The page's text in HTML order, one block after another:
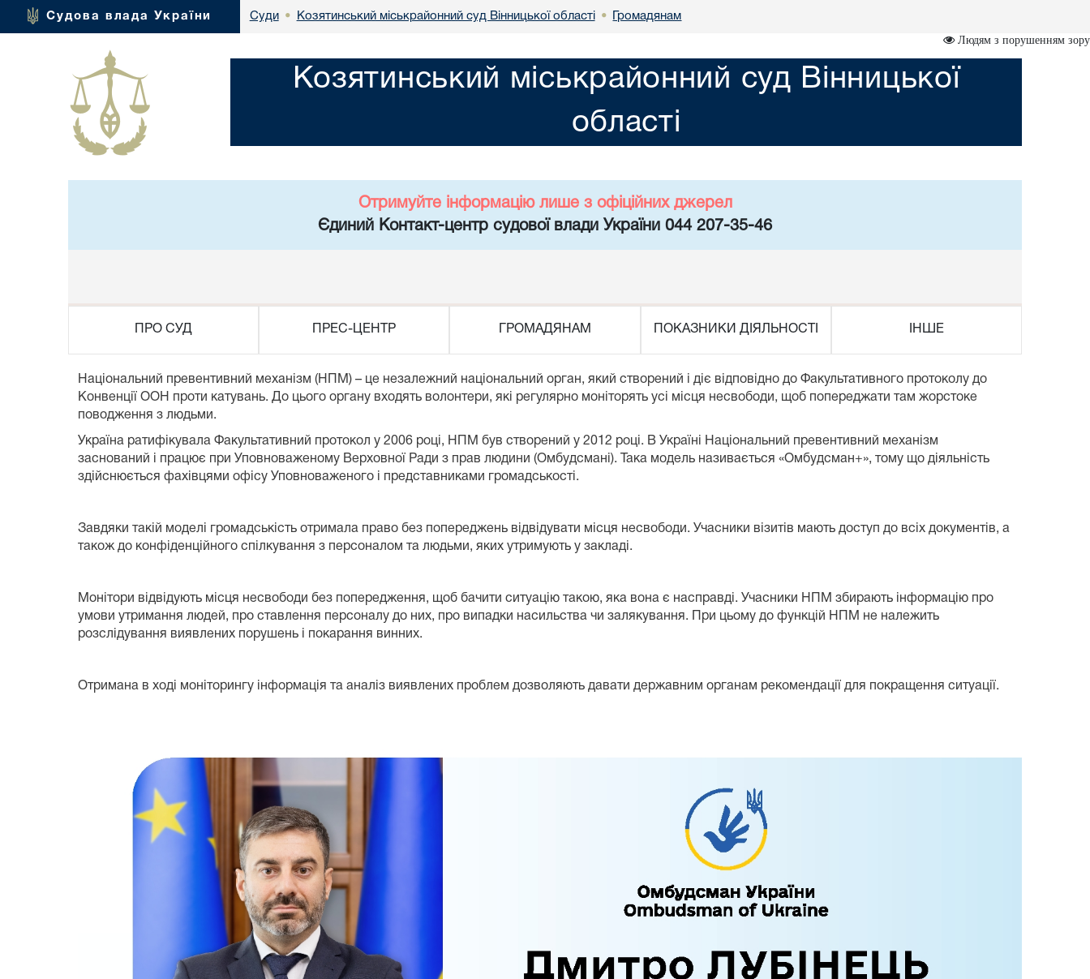
Судова влада України Суди • Козятинський міськрайонний суд Вінницької області • Громадянам
Людям з порушенням зору
Козятинський міськрайонний суд Вінницької
області
Отримуйте інформацію лише з офіційних джерел
Єдиний Контакт-центр судової влади України 044 207-35-46
ПРО СУД ПРЕС-ЦЕНТР ГРОМАДЯНАМ ПОКАЗНИКИ ДІЯЛЬНОСТІ ІНШЕ
Національний превентивний механізм (НПМ) – це незалежний національний орган, який створений і діє відповідно до Факультативного протоколу до
Конвенції ООН проти катувань. До цього органу входять волонтери, які регулярно моніторять усі місця несвободи, щоб попереджати там жорстоке
поводження з людьми.
Україна ратифікувала Факультативний протокол у 2006 році, НПМ був створений у 2012 році. В Україні Національний превентивний механізм
заснований і працює при Уповноваженому Верховної Ради з прав людини (Омбудсмані). Така модель називається «Омбудсман+», тому що діяльність
здійснюється фахівцями офісу Уповноваженого і представниками громадськості.
Завдяки такій моделі громадськість отримала право без попереджень відвідувати місця несвободи. Учасники візитів мають доступ до всіх документів, а
також до конфіденційного спілкування з персоналом та людьми, яких утримують у закладі.
Монітори відвідують місця несвободи без попередження, щоб бачити ситуацію такою, яка вона є насправді. Учасники НПМ збирають інформацію про
умови утримання людей, про ставлення персоналу до них, про випадки насильства чи залякування. При цьому до функцій НПМ не належить
розслідування виявлених порушень і покарання винних.
Отримана в ході моніторингу інформація та аналіз виявлених проблем дозволяють давати державним органам рекомендації для покращення ситуації.